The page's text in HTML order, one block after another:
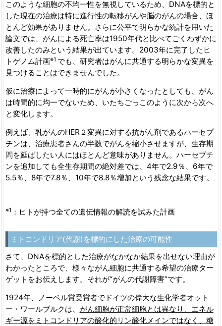
このような細胞の不均一性を無視しているため、DNAを標的と
した現在の治療は特に進行性の転移がんや脳のがんの場合、ほ
とんど効果がありません。さらに公平で明らかな統計を用いた
論文では、がんによる死亡率は1950年代と比べてごくわずかに
改善したのみという結果が出ています。2003年に完了したヒ
トゲノム計画※1 でも、研究者はがんに共通する明らかな変異を
見つけることはできませんでした。
仮に治療によって一時的にがんが小さくなったとしても、がん
は時間的に均一でないため、いたちごっこのように次から次へ
と変化します。
例えば、乳がんのHER２変異に対する抗がん剤であるハーセプ
チンは、治療患者さんの半数でがんを縮小させますが、生存期
間を延ばしたい人にはほとんど意味がありません。ハーセプチ
ンを追加しても全生存期間の絶対差では、4年で2.9％、6年で
5.5％、8年で7.8％、10年で8.8％増加という残念な結果です。
※1 ：ヒトが持つ全ての遺伝情報の解読を試みた計画
ミトコンドリア(代謝)を標的にした治療の可能性
さて、DNAを標的とした治療がなかなか結果を出せない理由が
わかったところで、様々ながん細胞に共通する希望の治療ター
ゲットをお伝えします。それが“がんの代謝障害”です。
1924年、ノーベル賞受賞者でドイツの偉大な生化学者オット
ー・ワールブルクは、 がん細胞が正常細胞とは異なり、エネル
ギー源をミトコンドリアの酸化的リン酸化メインではなく、糖